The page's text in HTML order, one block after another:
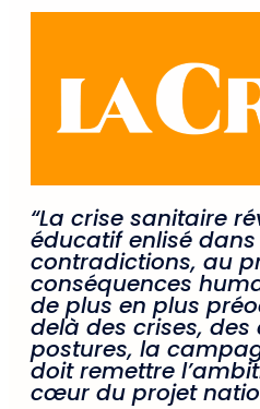
“La crise sanitaire
éducatif enlisé dans
contradictions, au
conséquences
de plus en plus
delà des crises,
postures, la
doit remettre
cœur du projet